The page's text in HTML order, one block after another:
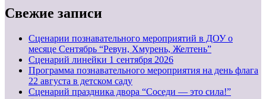
Свежие записи
Сценарии познавательного мероприятий в ДОУ о
месяце Сентябрь “Ревун, Хмурень, Желтень”
Cценарий линейки 1 сентября 2026
Программа познавательного мероприятия на день флага
22 августа в детском саду
Сценарий праздника двора “Соседи — это сила!”